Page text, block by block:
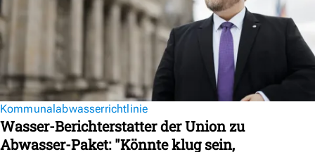
Kommunalabwasserrichtlinie
Wasser-Berichterstatter der Union zu
Abwasser-Paket: "Könnte klug sein,